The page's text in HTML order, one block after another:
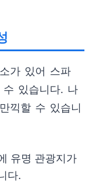
가 있어 스파
있습니다. 나
끽할 수 있습니
유명 관광지가
다.